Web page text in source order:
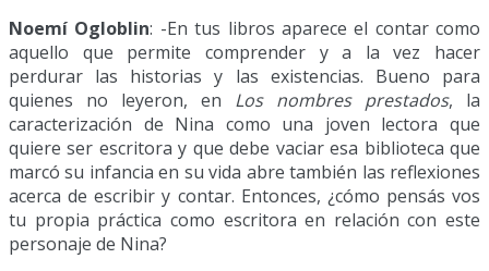
Noemí Ogloblin: -En tus libros aparece el contar como
aquello que permite comprender y a la vez hacer
perdurar las historias y las existencias. Bueno para
quienes no leyeron, en Los nombres prestados, la
caracterización de Nina como una joven lectora que
quiere ser escritora y que debe vaciar esa biblioteca que
marcó su infancia en su vida abre también las reflexiones
acerca de escribir y contar. Entonces, ¿cómo pensás vos
tu propia práctica como escritora en relación con este
personaje de Nina?